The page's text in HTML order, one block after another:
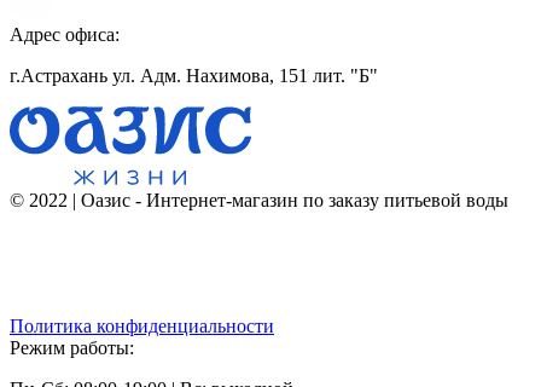
Адрес офиса:
г.Астрахань ул. Адм. Нахимова, 151 лит. "Б"
© 2022 | Оазис - Интернет-магазин по заказу питьевой воды
Политика конфиденциальности
Режим работы: